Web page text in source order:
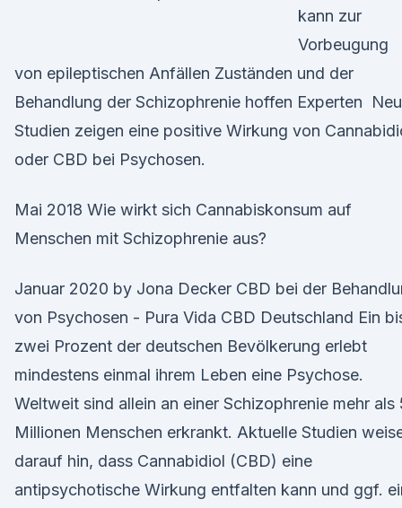
kann zur
Vorbeugung
von epileptischen Anfällen Zuständen und der
Behandlung der Schizophrenie hoffen Experten
Studien zeigen eine positive Wirkung von
oder CBD bei Psychosen.
Mai 2018 Wie wirkt sich Cannabiskonsum auf
Menschen mit Schizophrenie aus?
Januar 2020 by Jona Decker CBD bei der
von Psychosen - Pura Vida CBD Deutschland Ein
zwei Prozent der deutschen Bevölkerung erlebt
mindestens einmal ihrem Leben eine Psychose.
Weltweit sind allein an einer Schizophrenie mehr als
Millionen Menschen erkrankt. Aktuelle Studien
darauf hin, dass Cannabidiol (CBD) eine
antipsychotische Wirkung entfalten kann und ggf.